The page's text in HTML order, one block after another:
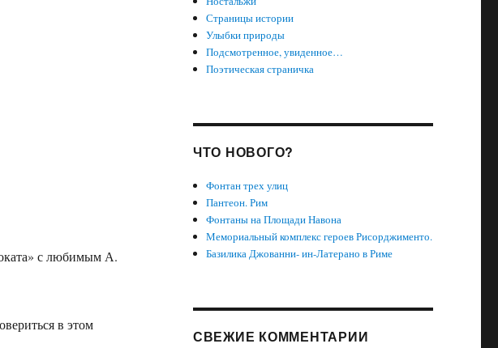
с любимым А.
в этом
Страницы истории
Улыбки природы
Подсмотренное, увиденное…
Поэтическая страничка
ЧТО НОВОГО?
Фонтан трех улиц
Пантеон. Рим
Фонтаны на Площади Навона
Мемориальный комплекс героев Рисорджименто.
Базилика Джованни- ин-Латерано в Риме
СВЕЖИЕ КОММЕНТАРИИ